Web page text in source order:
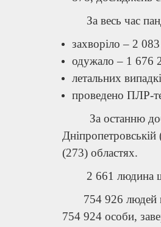
За весь час
захворіло – 2
одужало – 1 676
летальних
проведено ПЛР-
За останню добу
(273) областях.
2 661 людина
754 926 людей
754 924 особи,